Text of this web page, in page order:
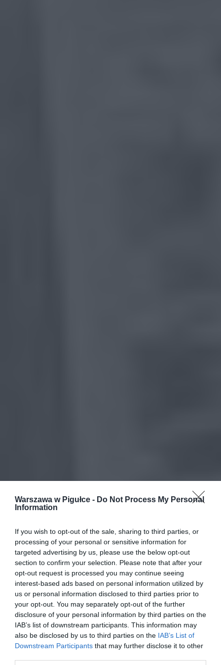
Warszawa w Pigułce - Do Not Process My Personal
Information
If you wish to opt-out of the sale, sharing to third parties, or
processing of your personal or sensitive information for
targeted advertising by us, please use the below opt-out
section to confirm your selection. Please note that after your
opt-out request is processed you may continue seeing
interest-based ads based on personal information utilized by
us or personal information disclosed to third parties prior to
your opt-out. You may separately opt-out of the further
disclosure of your personal information by third parties on the
IAB’s list of downstream participants. This information may
also be disclosed by us to third parties on the IAB’s List of
Downstream Participants that may further disclose it to other